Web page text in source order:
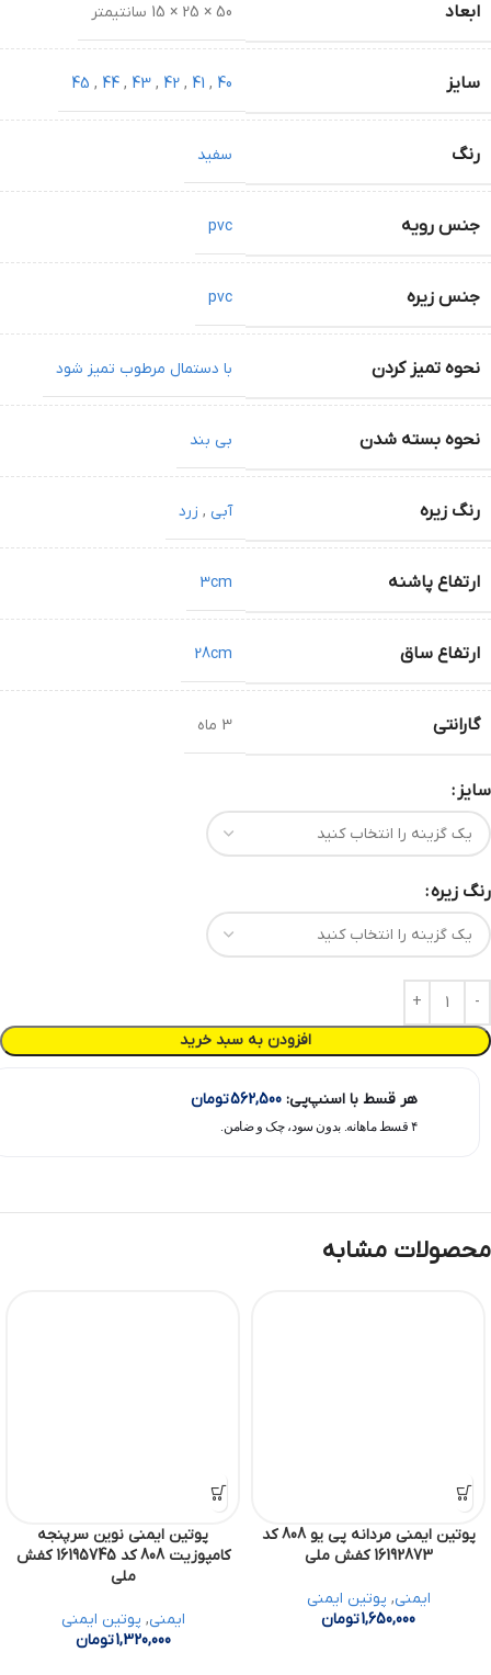
ابعاد 50 × 25 × 15 سانتیمتر
سایز 40
,
41
,
42
,
43
,
44
,
45
رنگ سفید
جنس رویه pvc
جنس زیره pvc
نحوه تمیز کردن با دستمال مرطوب تمیز شود
نحوه بسته شدن بی بند
رنگ زیره آبی , زرد
ارتفاع پاشنه 3cm
ارتفاع ساق 28cm
گارانتی 3 ماه
سایز
رنگ زیره
افزودن به سبد خرید
هر قسط با اسنپ‌پی: 562,500تومان
۴ قسط ماهانه. بدون سود، چک و ضامن.
محصولات مشابه
پوتین ایمنی مردانه پی یو 808 کد
16192873 کفش ملی
ایمنی, پوتین ایمنی
1,650,000تومان
پوتین ایمنی نوین سرپنجه
کامپوزیت 808 کد 16195745 کفش
ملی
ایمنی, پوتین ایمنی
1,320,000تومان